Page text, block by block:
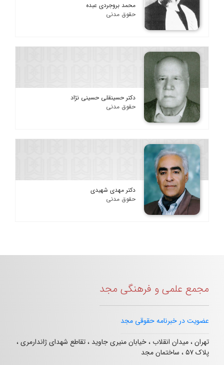
محمد بروجردی عبده
حقوق مدنی
دکتر حسینقلی حسینی نژاد
حقوق مدنی
دکتر مهدی شهیدی
حقوق مدنی
مجمع علمی و فرهنگی مجد
عضویت در خبرنامه حقوقی مجد
تهران ، میدان انقلاب ، خیابان منیری جاوید ، تقاطع شهدای ژاندارمری ،
پلاک ۵۷ ، ساختمان مجد